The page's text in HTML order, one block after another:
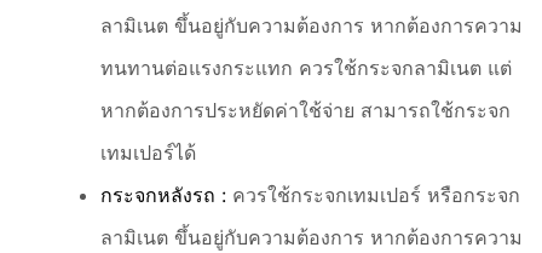
ลามิเนต ขึ้นอยู่กับความต้องการ หากต้องการความ
ทนทานต่อแรงกระแทก ควรใช้กระจกลามิเนต แต่
หากต้องการประหยัดค่าใช้จ่าย สามารถใช้กระจก
เทมเปอร์ได้
กระจกหลังรถ : ควรใช้กระจกเทมเปอร์ หรือกระจก
ลามิเนต ขึ้นอยู่กับความต้องการ หากต้องการความ